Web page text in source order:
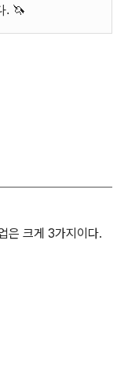
. 🦄
은 크게 3가지이다.